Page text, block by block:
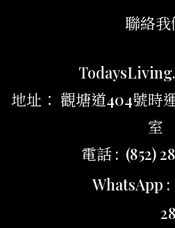
聯絡我
地址： 觀塘道404號時
室
電話 : (852)
WhatsApp :